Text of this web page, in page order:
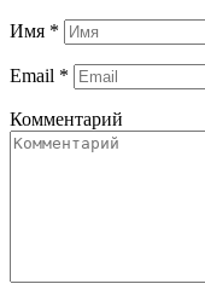
Имя *
Email *
Комментарий